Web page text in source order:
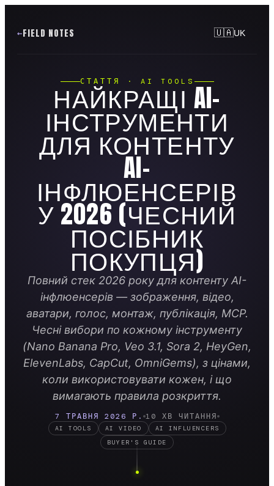
FIELD NOTES 🇺🇦UK
СТАТТЯ · AI TOOLS
НАЙКРАЩІ AI-
ІНСТРУМЕНТИ
ДЛЯ КОНТЕНТУ
AI-
ІНФЛЮЕНСЕРІВ
У 2026 (ЧЕСНИЙ
ПОСІБНИК
ПОКУПЦЯ)
Повний стек 2026 року для контенту AI-
інфлюенсерів — зображення, відео,
аватари, голос, монтаж, публікація, MCP.
Чесні вибори по кожному інструменту
(Nano Banana Pro, Veo 3.1, Sora 2, HeyGen,
ElevenLabs, CapCut, OmniGems), з цінами,
коли використовувати кожен, і що
вимагають правила розкриття.
7 ТРАВНЯ 2026 Р. 10 ХВ ЧИТАННЯ
AI TOOLS AI VIDEO
AI INFLUENCERS
BUYER'S GUIDE